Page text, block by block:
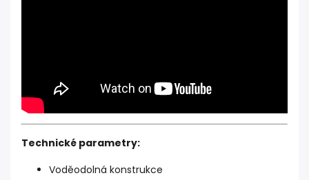
Technické parametry:
Voděodolná konstrukce